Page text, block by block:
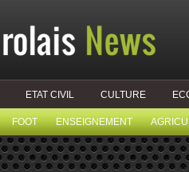
ETAT CIVIL CULTURE
FOOT ENSEIGNEMENT